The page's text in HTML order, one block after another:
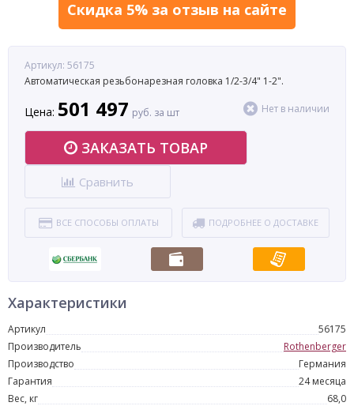
Скидка 5% за отзыв на сайте
Артикул: 56175
Автоматическая резьбонарезная головка 1/2-3/4" 1-2".
Цена: 501 497 руб. за шт Нет в наличии
ЗАКАЗАТЬ ТОВАР
Сравнить
ВСЕ СПОСОБЫ ОПЛАТЫ ПОДРОБНЕЕ О ДОСТАВКЕ
Характеристики
Артикул
56175
Производитель
Rothenberger
Производство
Германия
Гарантия
24 месяца
Вес, кг
68,0